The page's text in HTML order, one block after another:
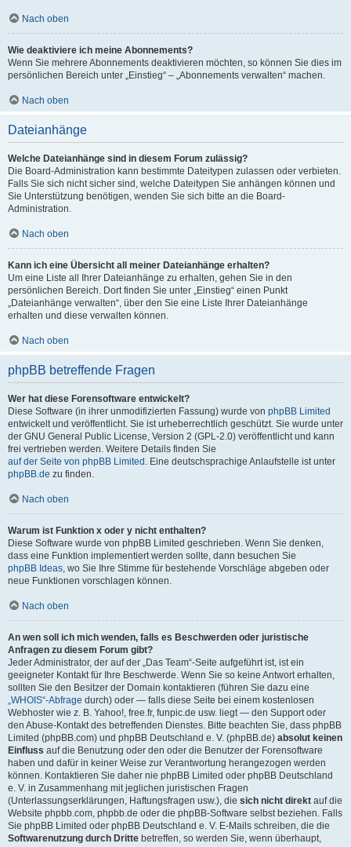
Nach oben
Wie deaktiviere ich meine Abonnements?
Wenn Sie mehrere Abonnements deaktivieren möchten, so können Sie dies im
persönlichen Bereich unter „Einstieg“ – „Abonnements verwalten“ machen.
Nach oben
Dateianhänge
Welche Dateianhänge sind in diesem Forum zulässig?
Die Board-Administration kann bestimmte Dateitypen zulassen oder verbieten.
Falls Sie sich nicht sicher sind, welche Dateitypen Sie anhängen können und
Sie Unterstützung benötigen, wenden Sie sich bitte an die Board-
Administration.
Nach oben
Kann ich eine Übersicht all meiner Dateianhänge erhalten?
Um eine Liste all Ihrer Dateianhänge zu erhalten, gehen Sie in den
persönlichen Bereich. Dort finden Sie unter „Einstieg“ einen Punkt
„Dateianhänge verwalten“, über den Sie eine Liste Ihrer Dateianhänge
erhalten und diese verwalten können.
Nach oben
phpBB betreffende Fragen
Wer hat diese Forensoftware entwickelt?
Diese Software (in ihrer unmodifizierten Fassung) wurde von phpBB Limited
entwickelt und veröffentlicht. Sie ist urheberrechtlich geschützt. Sie wurde unter
der GNU General Public License, Version 2 (GPL-2.0) veröffentlicht und kann
frei vertrieben werden. Weitere Details finden Sie
auf der Seite von phpBB Limited . Eine deutschsprachige Anlaufstelle ist unter
phpBB.de zu finden.
Nach oben
Warum ist Funktion x oder y nicht enthalten?
Diese Software wurde von phpBB Limited geschrieben. Wenn Sie denken,
dass eine Funktion implementiert werden sollte, dann besuchen Sie
phpBB Ideas, wo Sie Ihre Stimme für bestehende Vorschläge abgeben oder
neue Funktionen vorschlagen können.
Nach oben
An wen soll ich mich wenden, falls es Beschwerden oder juristische
Anfragen zu diesem Forum gibt?
Jeder Administrator, der auf der „Das Team“-Seite aufgeführt ist, ist ein
geeigneter Kontakt für Ihre Beschwerde. Wenn Sie so keine Antwort erhalten,
sollten Sie den Besitzer der Domain kontaktieren (führen Sie dazu eine
„WHOIS“-Abfrage durch) oder — falls diese Seite bei einem kostenlosen
Webhoster wie z. B. Yahoo!, free.fr, funpic.de usw. liegt — den Support oder
den Abuse-Kontakt des betreffenden Dienstes. Bitte beachten Sie, dass phpBB
Limited (phpBB.com) und phpBB Deutschland e. V. (phpBB.de) absolut keinen
Einfluss auf die Benutzung oder den oder die Benutzer der Forensoftware
haben und dafür in keiner Weise zur Verantwortung herangezogen werden
können. Kontaktieren Sie daher nie phpBB Limited oder phpBB Deutschland
e. V. in Zusammenhang mit jeglichen juristischen Fragen
(Unterlassungserklärungen, Haftungsfragen usw.), die sich nicht direkt auf die
Website phpbb.com, phpbb.de oder die phpBB-Software selbst beziehen. Falls
Sie phpBB Limited oder phpBB Deutschland e. V. E-Mails schreiben, die die
Softwarenutzung durch Dritte betreffen, so werden Sie, wenn überhaupt,